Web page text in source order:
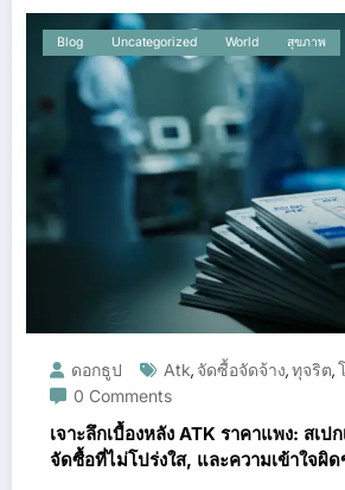
Blog Uncategorized World สุขภาพ
ดอกธูป Atk, จัดซื้อจัดจ้าง,ทุจริต,
0 Comments
เจาะลึกเบื้องหลัง ATK ราคาแพง: สเป
จัดซื้อที่ไม่โปร่งใส, และความเข้าใจผิ